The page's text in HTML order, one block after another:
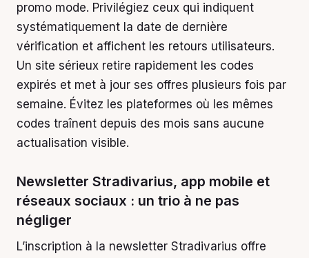
promo mode. Privilégiez ceux qui indiquent
systématiquement la date de dernière
vérification et affichent les retours utilisateurs.
Un site sérieux retire rapidement les codes
expirés et met à jour ses offres plusieurs fois par
semaine. Évitez les plateformes où les mêmes
codes traînent depuis des mois sans aucune
actualisation visible.
Newsletter Stradivarius, app mobile et
réseaux sociaux : un trio à ne pas
négliger
L’inscription à la newsletter Stradivarius offre